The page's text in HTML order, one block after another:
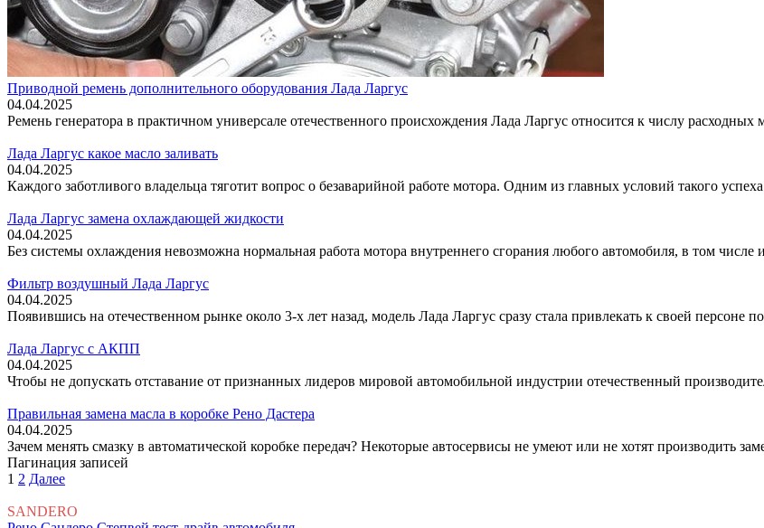
Приводной ремень дополнительного оборудования Лада Ларгус
04.04.2025
Ремень генератора в практичном универсале отечественного происхождения Лада Ларгус относится к числу
Лада Ларгус какое масло заливать
04.04.2025
Каждого заботливого владельца тяготит вопрос о безаварийной работе мотора. Одним из главных условий такого
Лада Ларгус замена охлаждающей жидкости
04.04.2025
Без системы охлаждения невозможна нормальная работа мотора внутреннего сгорания любого автомобиля, в том
Фильтр воздушный Лада Ларгус
04.04.2025
Появившись на отечественном рынке около 3-х лет назад, модель Лада Ларгус сразу стала привлекать к своей персоне
Лада Ларгус с АКПП
04.04.2025
Чтобы не допускать отставание от признанных лидеров мировой автомобильной индустрии отечественный
Правильная замена масла в коробке Рено Дастера
04.04.2025
Зачем менять смазку в автоматической коробке передач? Некоторые автосервисы не умеют или не хотят производить
Пагинация записей
1 2 Далее
SANDERO